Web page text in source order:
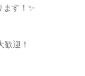
ます！✨
歓迎！